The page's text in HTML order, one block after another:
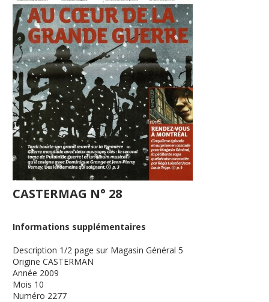
CASTERMAG N° 28
Informations supplémentaires
Description 1/2 page sur Magasin Général 5
Origine CASTERMAN
Année 2009
Mois 10
Numéro 2277